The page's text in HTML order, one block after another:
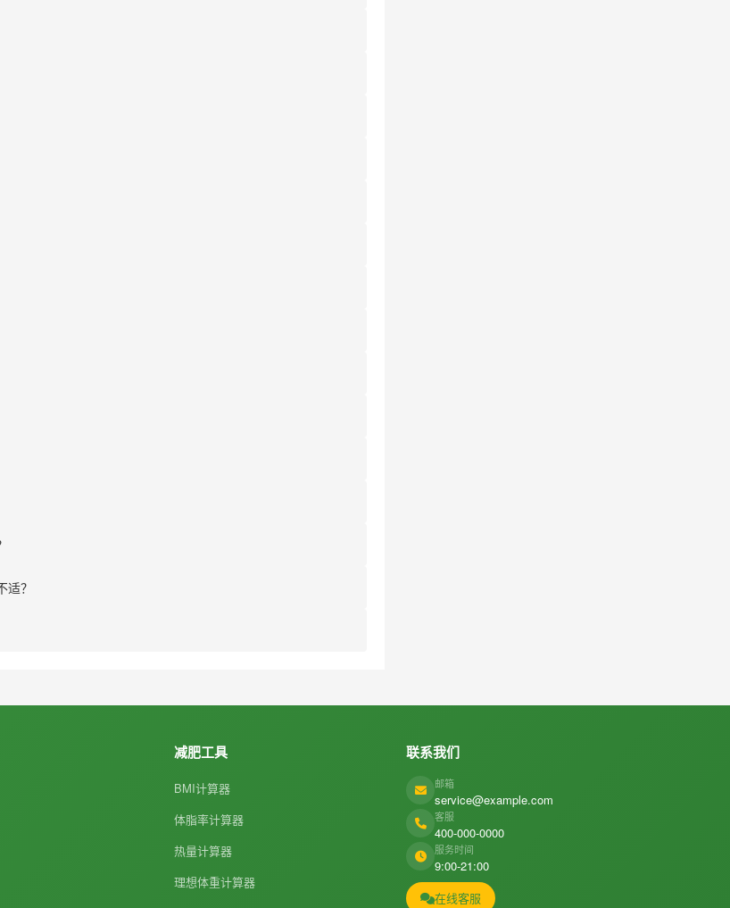
？
减肥工具
BMI计算器
体脂率计算器
热量计算器
理想体重计算器
联系我们
邮箱
service@example.com
客服
400-000-0000
服务时间
9:00-21:00
在线客服